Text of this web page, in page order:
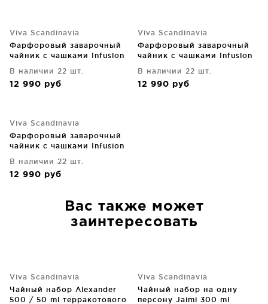
Viva Scandinavia
Фарфоровый заварочный
чайник с чашками Infusion
В наличии 22 шт.
12 990 руб
Viva Scandinavia
Фарфоровый заварочный
чайник с чашками Infusion
В наличии 22 шт.
12 990 руб
Viva Scandinavia
Фарфоровый заварочный
чайник с чашками Infusion
В наличии 22 шт.
12 990 руб
Вас также может
заинтересовать
Viva Scandinavia
Чайный набор Alexander
500 / 50 ml терракотового
Viva Scandinavia
Чайный набор на одну
персону Jaimi 300 ml